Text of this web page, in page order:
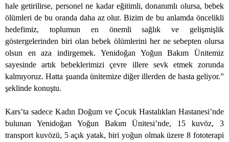
hale getirilirse, personel ne kadar eğitimli, donanımlı olursa, bebek
ölümleri de bu oranda daha az olur. Bizim de bu anlamda öncelikli
hedefimiz, toplumun en önemli sağlık ve gelişmişlik
göstergelerinden biri olan bebek ölümlerini her ne sebepten olursa
olsun en aza indirgemek. Yenidoğan Yoğun Bakım Ünitemiz
sayesinde artık bebeklerimizi çevre illere sevk etmek zorunda
kalmıyoruz. Hatta şuanda ünitemize diğer illerden de hasta geliyor.”
şeklinde konuştu.
Kars’ta sadece Kadın Doğum ve Çocuk Hastalıkları Hastanesi’nde
bulunan Yenidoğan Yoğun Bakım Ünitesi’nde, 15 kuvöz, 3
transport kuvözü, 5 açık yatak, biri yoğun olmak üzere 8 fototerapi